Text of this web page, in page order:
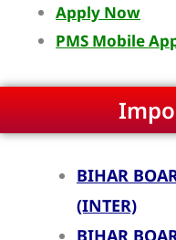
Apply Now
PMS Mobile
BIHAR
(INTER)